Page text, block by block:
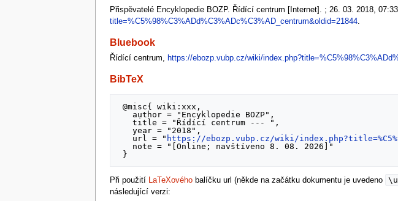
Přispěvatelé Encyklopedie BOZP. Řídící centrum [Internet]. ; 26. 03. 2018,
title=%C5%98%C3%ADd%C3%ADc%C3%AD_centrum&oldid=21844.
Bluebook
Řídící centrum, https://ebozp.vubp.cz/wiki/
BibTeX
@misc{ wiki:xxx,
   title = "Řídící centrum --- ",
   year = "2018",
   url = "
https://ebozp.vubp.cz/wiki/
Při použití LaTeXovéhobalíčku url (někde na začátku dokumentu je uvedeno
následující verzi: